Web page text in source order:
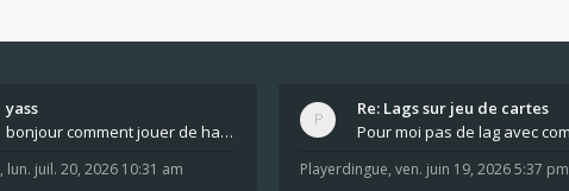
yass
bonjour comment jouer de haut en bas tout atout mi
, lun. juil. 20, 2026 10:31 am
Re: Lags sur jeu de cartes
Playerdingue, ven. juin 19, 2026 5:37 pm